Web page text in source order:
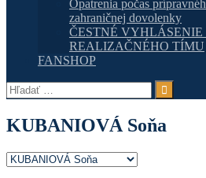
Opatrenia počas
zahraničnej dovolenky
ČESTNÉ
REALIZAČNÉHO TÍMU
FANSHOP
Hľadať:
KUBANIOVÁ Soňa